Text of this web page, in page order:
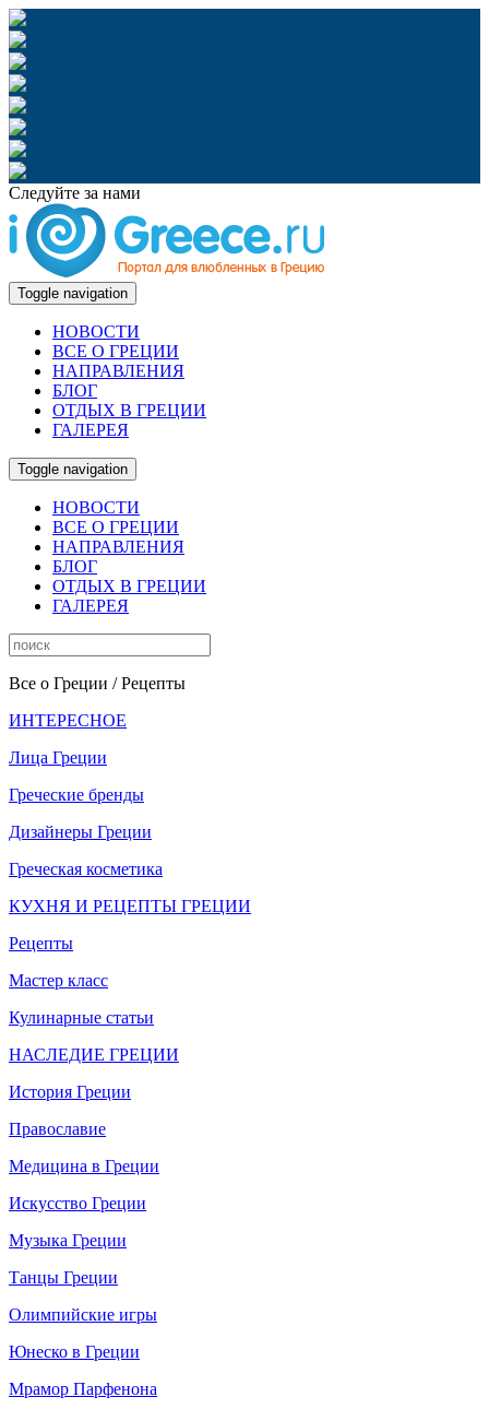
Следуйте за нами
Toggle navigation
НОВОСТИ
ВСЕ О ГРЕЦИИ
НАПРАВЛЕНИЯ
БЛОГ
ОТДЫХ В ГРЕЦИИ
ГАЛЕРЕЯ
Toggle navigation
НОВОСТИ
ВСЕ О ГРЕЦИИ
НАПРАВЛЕНИЯ
БЛОГ
ОТДЫХ В ГРЕЦИИ
ГАЛЕРЕЯ
Все о Греции / Рецепты
ИНТЕРЕСНОЕ
Лица Греции
Греческие бренды
Дизайнеры Греции
Греческая косметика
КУХНЯ И РЕЦЕПТЫ ГРЕЦИИ
Рецепты
Мастер класс
Кулинарные статьи
НАСЛЕДИЕ ГРЕЦИИ
История Греции
Православие
Медицина в Греции
Искусство Греции
Музыка Греции
Танцы Греции
Олимпийские игры
Юнеско в Греции
Мрамор Парфенона